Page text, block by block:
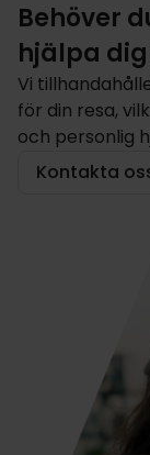
Behöver
hjälpa
Vi
för din resa,
och personlig
Kontakta